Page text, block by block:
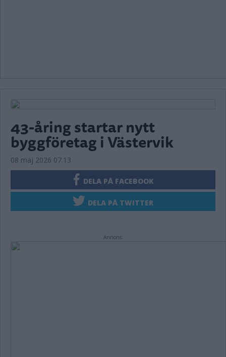
43-åring startar nytt
byggföretag i Västervik
08 maj 2026 07.13
DELA PÅ FACEBOOK
DELA PÅ TWITTER
Annons: